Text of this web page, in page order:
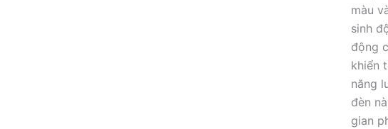
màu
sinh
động
khiển
năng
đèn
gian